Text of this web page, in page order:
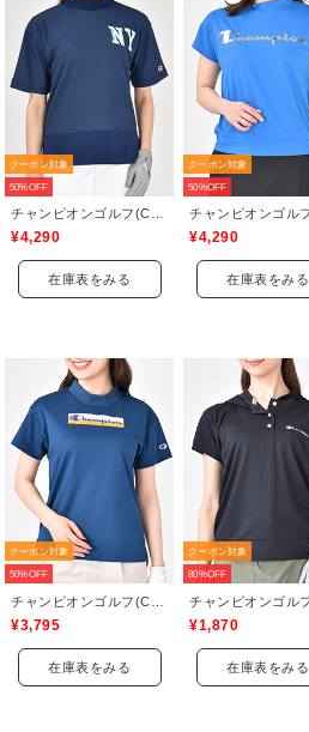
クーポン対象
50%OFF
¥4,290
在庫表をみる
クーポン対象
50%OFF
¥4,290
在庫表をみる
クーポン対象
50%OFF
¥3,795
在庫表をみる
クーポン対象
80%OFF
¥1,870
在庫表をみる